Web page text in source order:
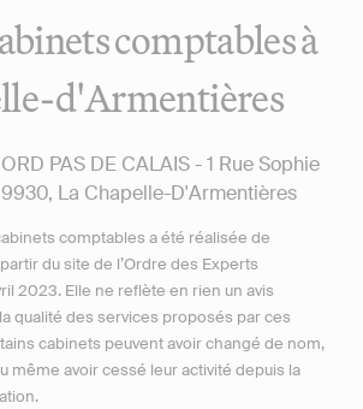
comptables à
d'Armentières
PAS DE CALAIS - 1 Rue Sophie
La Chapelle-D'Armentières
comptables a été réalisée de
du site de l’Ordre des Experts
2023. Elle ne reflète en rien un avis
qualité des services proposés par ces
cabinets peuvent avoir changé de nom,
même avoir cessé leur activité depuis la